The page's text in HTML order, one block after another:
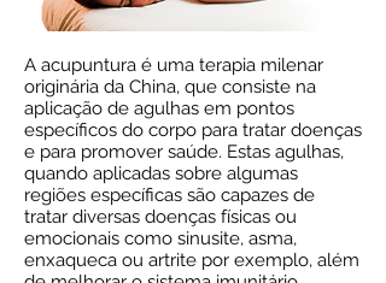
A acupuntura é uma terapia milenar
originária da China, que consiste na
aplicação de agulhas em pontos
específicos do corpo para tratar doenças
e para promover saúde. Estas agulhas,
quando aplicadas sobre algumas
regiões específicas são capazes de
tratar diversas doenças físicas ou
emocionais como sinusite, asma,
enxaqueca ou artrite por exemplo, além